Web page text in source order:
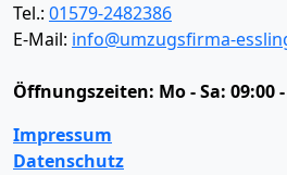
Tel.: 01579-2482386
E-Mail: info@umzugsfirma-
Öffnungszeiten: Mo - Sa: 09:00
Impressum
Datenschutz